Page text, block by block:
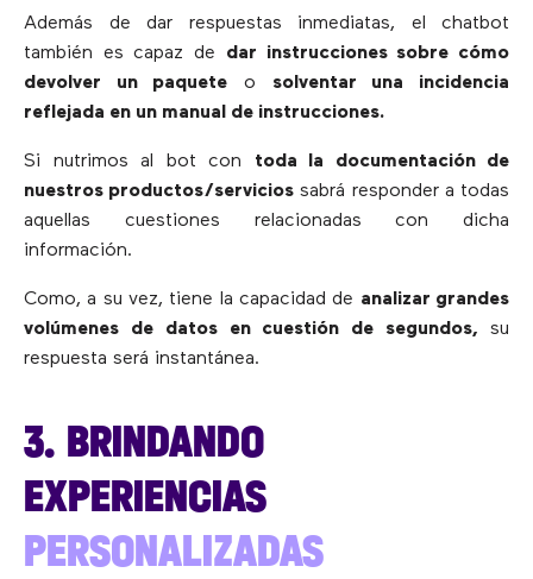
Además de dar respuestas inmediatas, el chatbot
también es capaz de dar instrucciones sobre cómo
devolver un paquete o solventar una incidencia
reflejada en un manual de instrucciones.
Si nutrimos al bot con toda la documentación de
nuestros productos/servicios sabrá responder a todas
aquellas cuestiones relacionadas con dicha
información.
Como, a su vez, tiene la capacidad de analizar grandes
volúmenes de datos en cuestión de segundos, su
respuesta será instantánea.
3. BRINDANDO
EXPERIENCIAS
PERSONALIZADAS